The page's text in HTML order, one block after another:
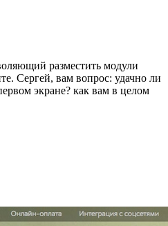
разместить модули
Сергей, вам вопрос: удачно ли
экране? как вам в целом